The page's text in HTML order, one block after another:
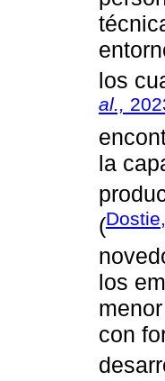
los
al.,
la
(
los
con